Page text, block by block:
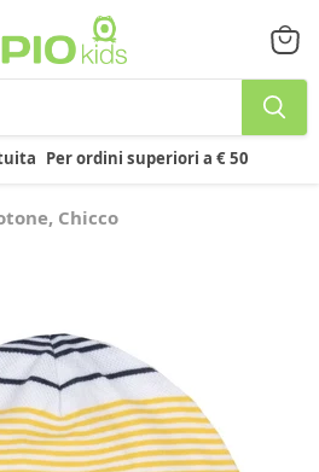
Per ordini superiori a € 50
il
Chicco